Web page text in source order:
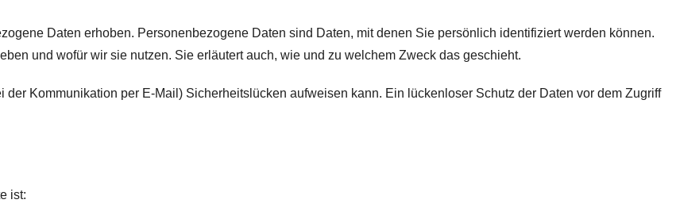
Daten erhoben. Personenbezogene Daten sind Daten, mit denen Sie persönlich identifiziert werden können.
und wofür wir sie nutzen. Sie erläutert auch, wie und zu welchem Zweck das geschieht.
Kommunikation per E-Mail) Sicherheitslücken aufweisen kann. Ein lückenloser Schutz der Daten vor dem Zugriff
ist: